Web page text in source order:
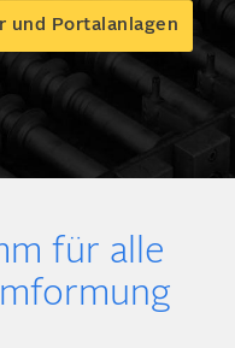
und Portalanlagen
für alle